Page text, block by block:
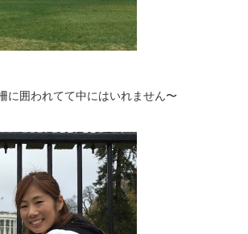
に囲われてて中にはいれません〜